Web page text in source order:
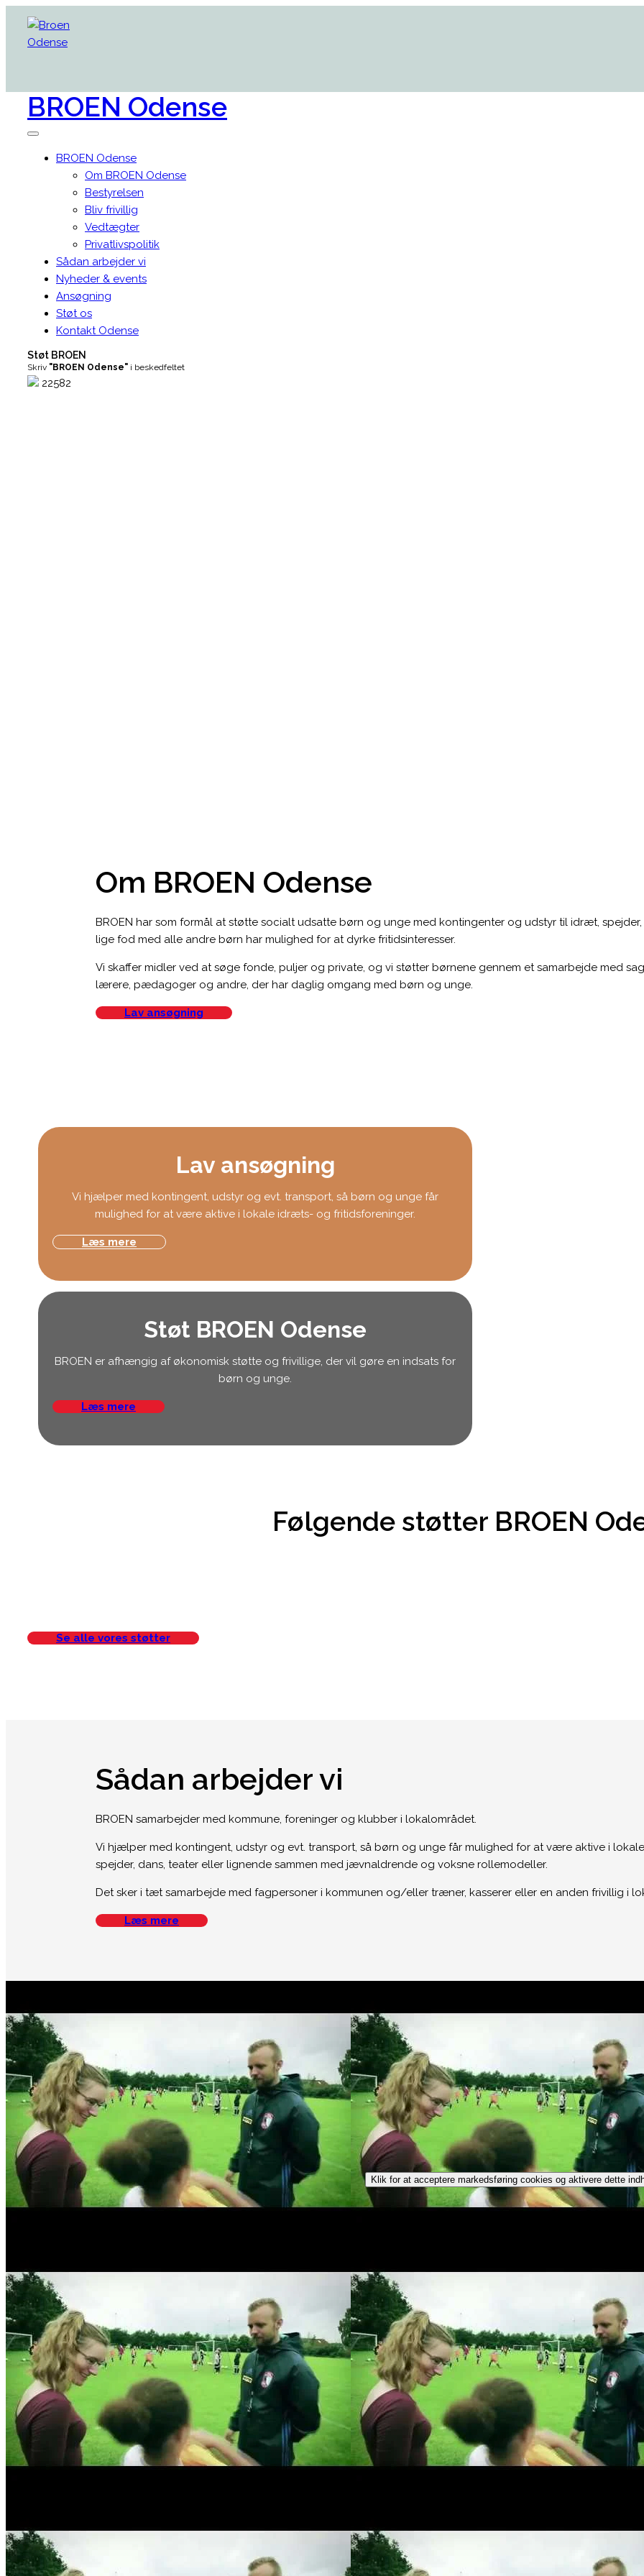
BROEN Odense
BROEN Odense
Om BROEN Odense
Bestyrelsen
Bliv frivillig
Vedtægter
Privatlivspolitik
Sådan arbejder vi
Nyheder & events
Ansøgning
Støt os
Kontakt Odense
Støt BROEN
Skriv "BROEN Odense" i beskedfeltet
22582
Om BROEN Odense
BROEN har som formål at støtte socialt udsatte børn og unge med kontingenter og udstyr til idræt,
lige fod med alle andre børn har mulighed for at dyrke fritidsinteresser.
Vi skaffer midler ved at søge fonde, puljer og private, og vi støtter børnene gennem et samarbejde med
lærere, pædagoger og andre, der har daglig omgang med børn og unge.
Lav ansøgning
Lav ansøgning
Vi hjælper med kontingent, udstyr og evt. transport, så børn og unge får
mulighed for at være aktive i lokale idræts- og fritidsforeninger.
Læs mere
Støt BROEN Odense
BROEN er afhængig af økonomisk støtte og frivillige, der vil gøre en indsats for
børn og unge.
Læs mere
Følgende støtter BROEN
Se alle vores støtter
Sådan arbejder vi
BROEN samarbejder med kommune, foreninger og klubber i lokalområdet.
Vi hjælper med kontingent, udstyr og evt. transport, så børn og unge får mulighed for at være aktive i
spejder, dans, teater eller lignende sammen med jævnaldrende og voksne rollemodeller.
Det sker i tæt samarbejde med fagpersoner i kommunen og/eller træner, kasserer eller en anden frivillig i
Læs mere
Klik for at acceptere markedsføring cookies og aktivere dette